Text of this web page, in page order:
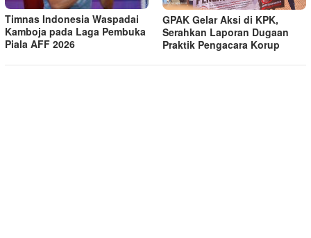
Timnas Indonesia Waspadai
Kamboja pada Laga Pembuka
Piala AFF 2026
GPAK Gelar Aksi di KPK,
Serahkan Laporan Dugaan
Praktik Pengacara Korup